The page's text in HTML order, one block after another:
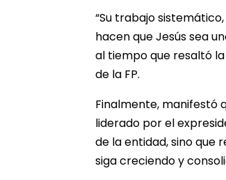
“Su trabajo
hacen que Jesús sea
al tiempo que resaltó
de la FP.
Finalmente, manifestó
liderado por el
de la entidad, sino que
siga creciendo y